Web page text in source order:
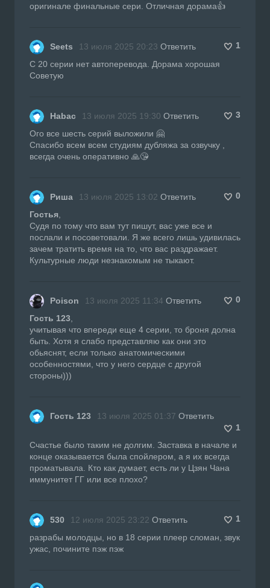
оригинале финальные сери. Отличная дорама👍
Seets 13 июля 2025 20:23 Ответить
1
C 20 cерии нет автоперевода. Дорама хорошая
Советую
Habac 13 июля 2025 19:30 Ответить
3
Ого все шесть серий выложили 🤗
Спасибо всем всем студиям дубляжа за озвучку ,
всегда очень оперативно 🙏😘
Риша 13 июля 2025 13:02 Ответить
0
Гостья
Судя по тому что вам тут пишут, вас уже все и
послали и посоветовали. Я же всего лишь удивилась
зачем тратить время на то, что вас раздражает.
Культурные люди незнакомым не тыкают.
Poison 13 июля 2025 11:34 Ответить
0
Гость 123
учитывая что впереди еще 4 серии, то броня долна
быть. Хотя я слабо представляю как они это
обьяснят, если только анатомическими
особенностями, что у него сердце с другой
стороны)))
Гость 123 13 июля 2025 01:37 Ответить
1
Счастье было таким не долгим. Заставка в начале и
конце оказывается была спойлером, а я их всегда
проматывала. Кто как думает, есть ли у Цзян Чана
иммунитет ГГ или все плохо?
530 12 июля 2025 23:22 Ответить
1
разрабы молодцы, но в 18 серии плеер сломан, звук
ужас, почините пэж пэж